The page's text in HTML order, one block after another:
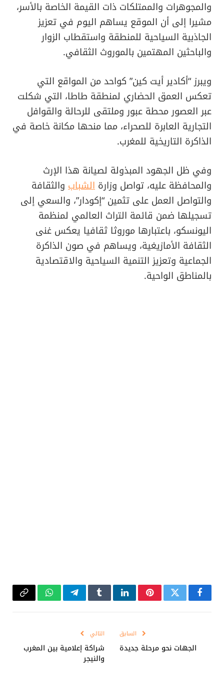
والمجوهرات والممتلكات ذات القيمة الخاصة بالأسر،
مشيرا إلى أن الموقع يساهم اليوم في تعزيز
الجاذبية السياحية للمنطقة واستقطاب الزوار
والباحثين المهتمين بالموروث الثقافي.
ويبرز “أكادير أيت كين” كواحد من المواقع التي
تعكس العمق الحضاري لمنطقة طاطا، التي شكلت
عبر العصور محطة عبور وملتقى للرحالة والقوافل
التجارية العابرة للصحراء، مما منحها مكانة خاصة في
الذاكرة التاريخية للمغرب.
وفي ظل الجهود المبذولة لصيانة هذا الإرث
والمحافظة عليه، تواصل وزارة الشباب والثقافة
والتواصل العمل على تثمين “إكودار”، والسعي إلى
تسجيلها ضمن قائمة التراث العالمي لمنظمة
اليونسكو، باعتبارها موروثا ثقافيا يعكس غنى
الثقافة الأمازيغية، ويساهم في صون الذاكرة
الجماعية وتعزيز التنمية السياحية والاقتصادية
بالمناطق الواحية.
فيسبوكتويتر بينتيريستلينكدإنTumblrتيلقرامواتسابCopy
السابق
الجهات نحو مرحلة جديدة
التالي
شراكة إعلامية بين المغرب
والنيجر